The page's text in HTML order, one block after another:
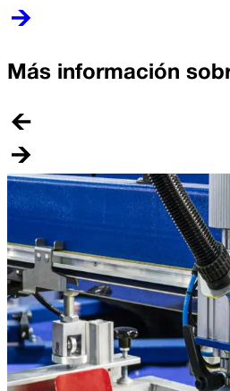
Más información